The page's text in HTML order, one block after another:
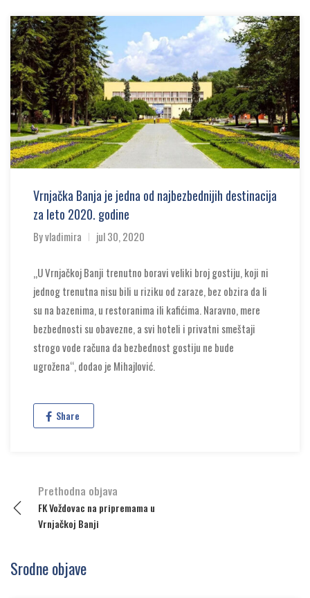
Vrnjačka Banja je jedna od najbezbednijih destinacija
za leto 2020. godine
Byvladimira jul 30, 2020
„U Vrnjačkoj Banji trenutno boravi veliki broj gostiju, koji ni
jednog trenutna nisu bili u riziku od zaraze, bez obzira da li
su na bazenima, u restoranima ili kafićima. Naravno, mere
bezbednosti su obavezne, a svi hoteli i privatni smeštaji
strogo vode računa da bezbednost gostiju ne bude
ugrožena“, dodao je Mihajlović.
Share
Post
navigation
Prethodna objava
FK Voždovac na pripremama u
Vrnjačkoj Banji
Srodne objave